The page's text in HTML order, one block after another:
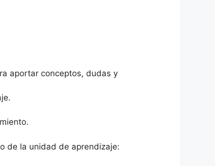
aportar conceptos, dudas y
de la unidad de aprendizaje: